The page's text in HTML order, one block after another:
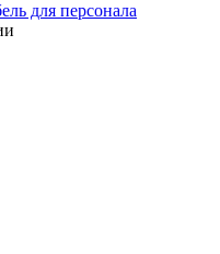
для персонала